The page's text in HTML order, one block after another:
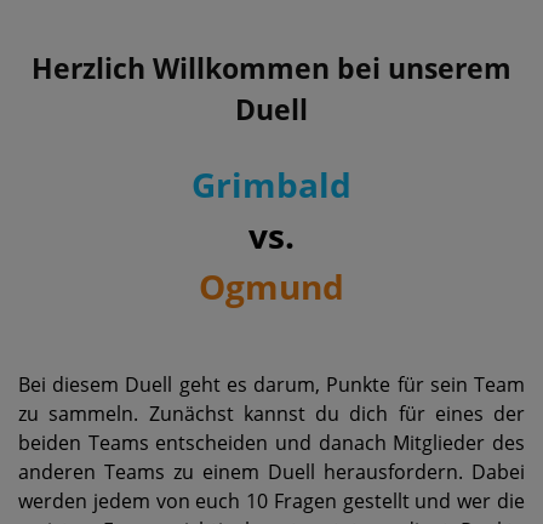
Herzlich Willkommen bei unserem
Duell
Grimbald
vs.
Ogmund
Bei diesem Duell geht es darum, Punkte für sein Team
zu sammeln. Zunächst kannst du dich für eines der
beiden Teams entscheiden und danach Mitglieder des
anderen Teams zu einem Duell herausfordern. Dabei
werden jedem von euch 10 Fragen gestellt und wer die